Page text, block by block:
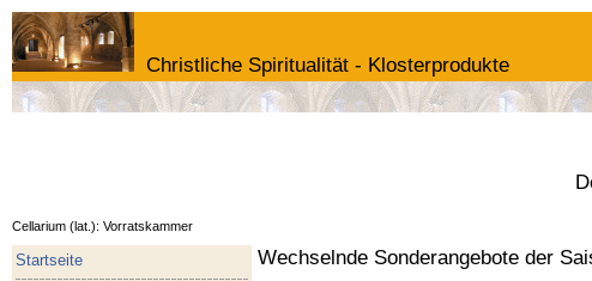
Christliche Spiritualität - Klosterprodukte
Cellarium (lat.): Vorratskammer
Startseite Wechselnde Sonderangebote der